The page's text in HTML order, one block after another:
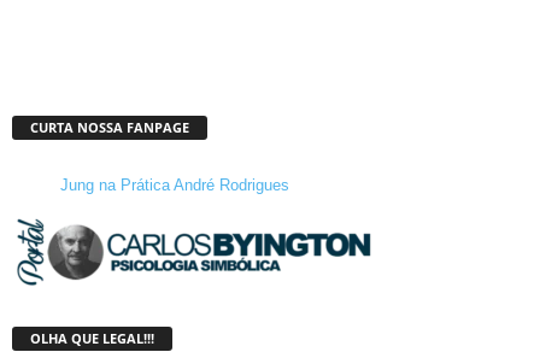
CURTA NOSSA FANPAGE
Jung na Prática André Rodrigues
OLHA QUE LEGAL!!!